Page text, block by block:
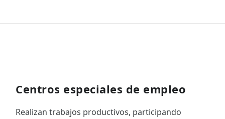
Centros especiales de empleo
Realizan trabajos productivos, participando